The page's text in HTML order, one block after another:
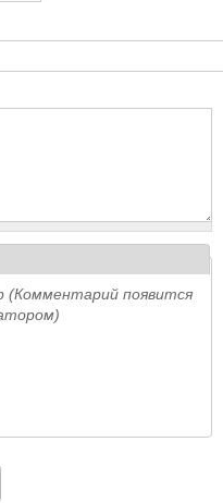
(Комментарий появится